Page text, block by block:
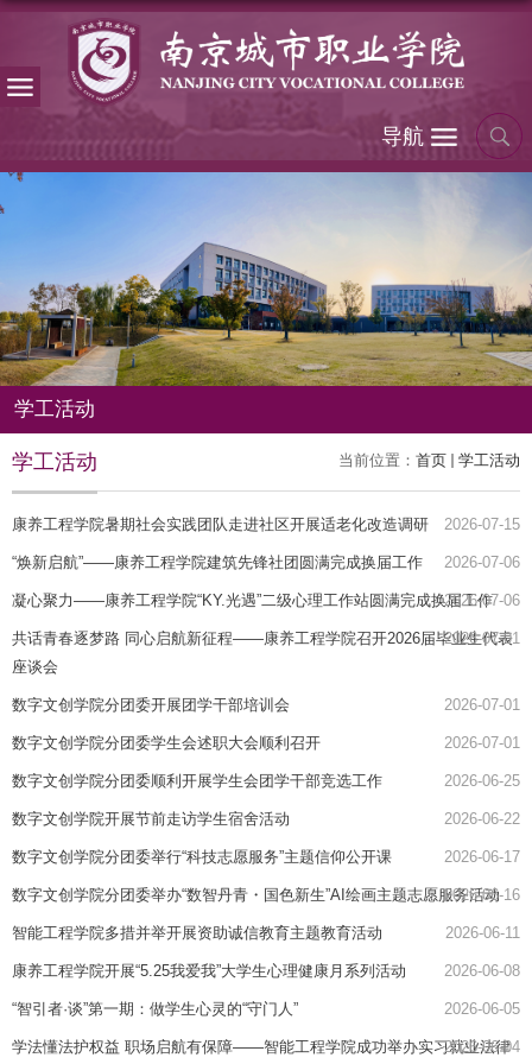
导航
学工活动
当前位置： 首页 学工活动
学工活动
康养工程学院暑期社会实践团队走进社区开展适老化改造调研 2026-07-15
“焕新启航”——康养工程学院建筑先锋社团圆满完成换届工作 2026-07-06
凝心聚力——康养工程学院“KY.光遇”二级心理工作站圆满完成换届工作
2026-07-06
共话青春逐梦路 同心启航新征程——康养工程学院召开2026届毕业生代表
座谈会
2026-07-01
数字文创学院分团委开展团学干部培训会 2026-07-01
数字文创学院分团委学生会述职大会顺利召开 2026-07-01
数字文创学院分团委顺利开展学生会团学干部竞选工作 2026-06-25
数字文创学院开展节前走访学生宿舍活动 2026-06-22
数字文创学院分团委举行“科技志愿服务”主题信仰公开课 2026-06-17
数字文创学院分团委举办“数智丹青・国色新生”AI绘画主题志愿服务活动
2026-06-16
智能工程学院多措并举开展资助诚信教育主题教育活动 2026-06-11
康养工程学院开展“5.25我爱我”大学生心理健康月系列活动 2026-06-08
“智引者·谈”第一期：做学生心灵的“守门人” 2026-06-05
学法懂法护权益 职场启航有保障——智能工程学院成功举办实习就业法律
2026-06-04